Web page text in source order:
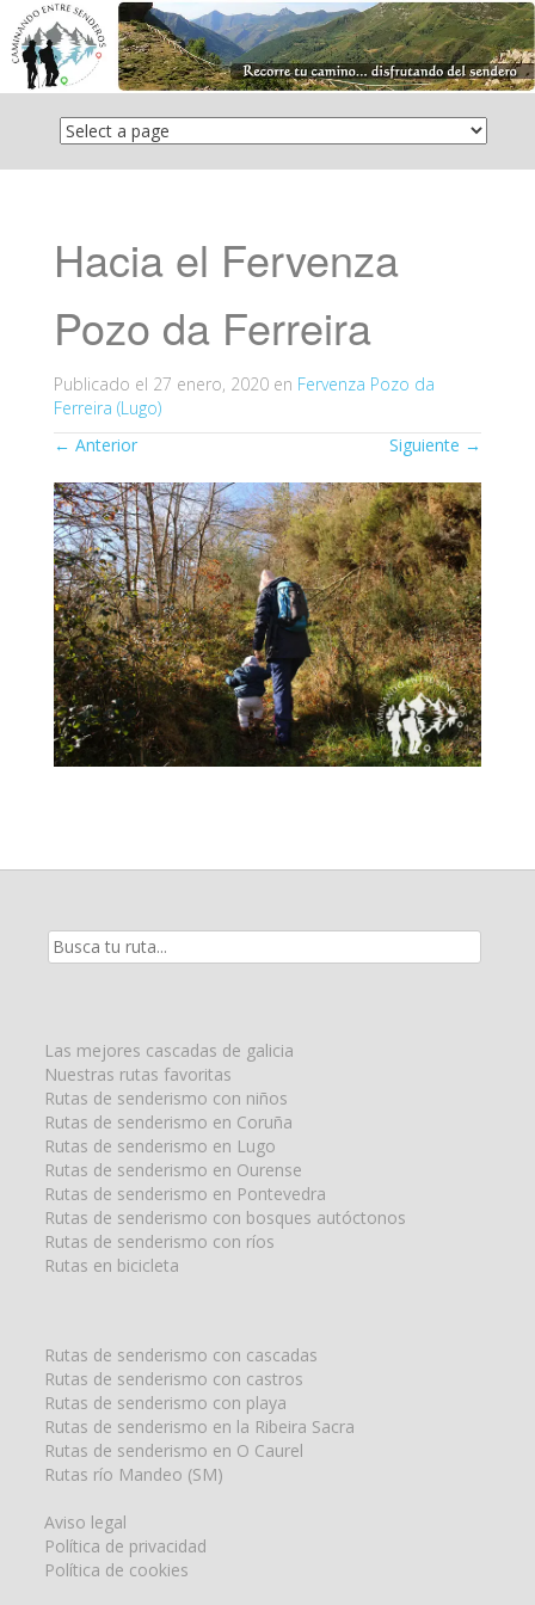
Saltar
contenido
Hacia el Fervenza
Pozo da Ferreira
Publicado el 27 enero, 2020 en Fervenza Pozo da
Ferreira (Lugo)
← Anterior Siguiente →
Resultados
Las mejores cascadas de galicia
Nuestras rutas favoritas
Rutas de senderismo con niños
Rutas de senderismo en Coruña
Rutas de senderismo en Lugo
Rutas de senderismo en Ourense
Rutas de senderismo en Pontevedra
Rutas de senderismo con bosques autóctonos
Rutas de senderismo con ríos
Rutas en bicicleta
Rutas de senderismo con cascadas
Rutas de senderismo con castros
Rutas de senderismo con playa
Rutas de senderismo en la Ribeira Sacra
Rutas de senderismo en O Caurel
Rutas río Mandeo (SM)
Aviso legal
Política de privacidad
Política de cookies